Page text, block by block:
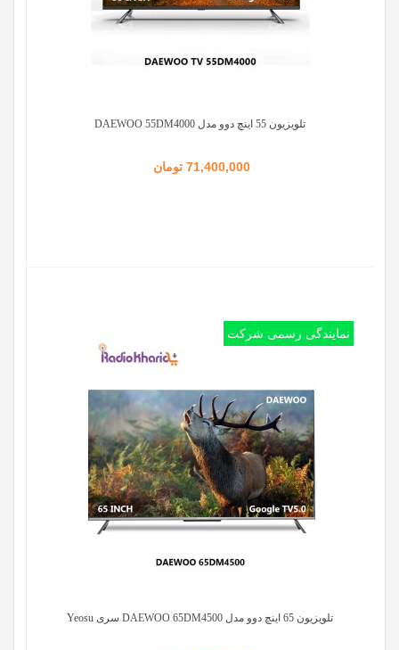
تلویزیون 55 اینچ دوو مدل DAEWOO 55DM4000
71,400,000 تومان
نمایندگی رسمی شرکت
تلویزیون 65 اینچ دوو مدل DAEWOO 65DM4500 سری Yeosu